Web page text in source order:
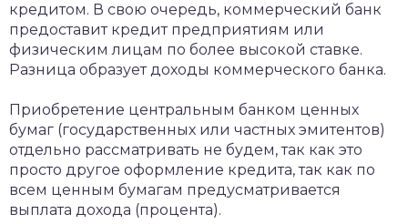
кредитом. В свою очередь, коммерческий банк
предоставит кредит предприятиям или
физическим лицам по более высокой ставке.
Разница образует доходы коммерческого банка.
Приобретение центральным банком ценных
бумаг (государственных или частных эмитентов)
отдельно рассматривать не будем, так как это
просто другое оформление кредита, так как по
всем ценным бумагам предусматривается
выплата дохода (процента).